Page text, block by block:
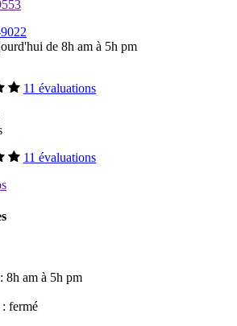
de 8h am à 5h pm
11 évaluations
11 évaluations
8h am à 5h pm
fermé